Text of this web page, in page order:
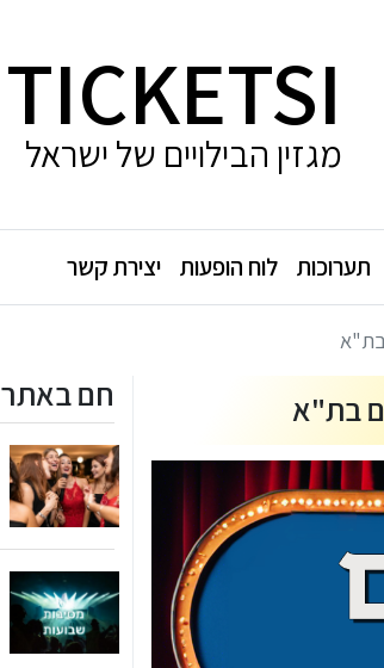
TICKETSI
מגזין הבילויים של ישראל
תערוכות לוח הופעות יצירת קשר
חם באתר